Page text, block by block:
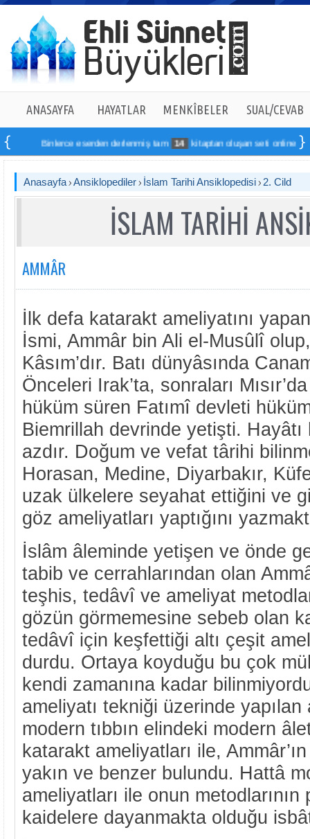
ANASAYFA HAYATLAR MENKÎBELER SUAL/CEVAB
Binlerce eserden derlenmiş tam 14 kitaptan oluşan seti online sipariş
Anasayfa Ansiklopediler İslam Tarihi Ansiklopedisi 2. Cild
İSLAM TARİHİ
AMMÂR
İlk defa katarakt ameliyatını
İsmi, Ammâr bin Ali el-Musûlî
Kâsım’dır. Batı dünyâsında
Önceleri Irak’ta, sonraları
hüküm süren Fatımî devleti
Biemrillah devrinde yetişti. Hayâtı
azdır. Doğum ve vefat târihi
Horasan, Medine, Diyarbakır,
uzak ülkelere seyahat ettiğini ve
göz ameliyatları yaptığını
İslâm âleminde yetişen ve önde
tabib ve cerrahlarından olan
teşhis, tedâvî ve ameliyat
gözün görmemesine sebeb olan
tedâvî için keşfettiği altı çeşit
durdu. Ortaya koyduğu bu çok
kendi zamanına kadar
ameliyatı tekniği üzerinde
modern tıbbın elindeki modern
katarakt ameliyatları ile,
yakın ve benzer bulundu. Hattâ
ameliyatları ile onun metodlarının
kaidelere dayanmakta olduğu